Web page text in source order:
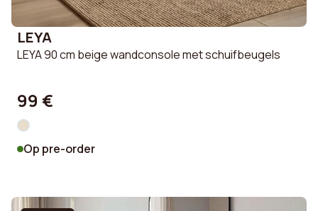
LEYA
LEYA 90 cm beige wandconsole met schuifbeugels
99 €
Op pre-order